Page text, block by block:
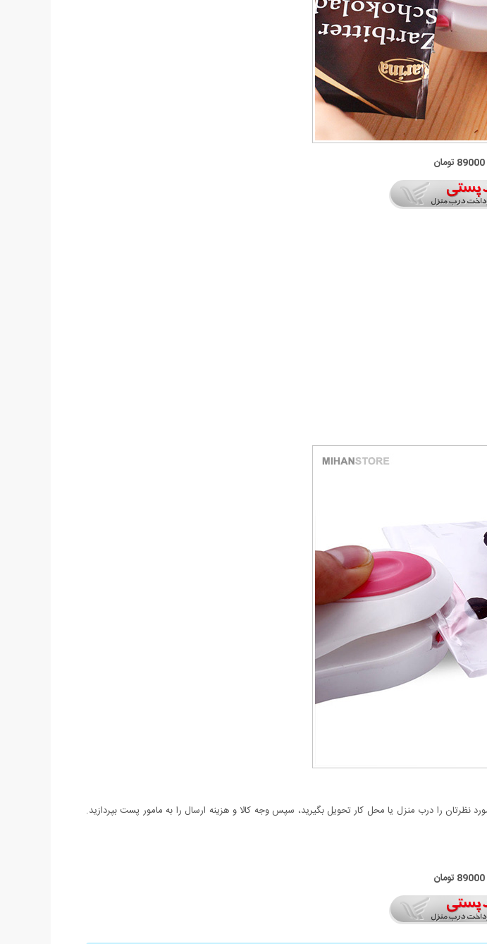
89000 تومان
را درب منزل یا محل کار تحویل بگیرید، سپس وجه کالا و هزینه ارسال را به مامور پست بپردازید.
89000 تومان